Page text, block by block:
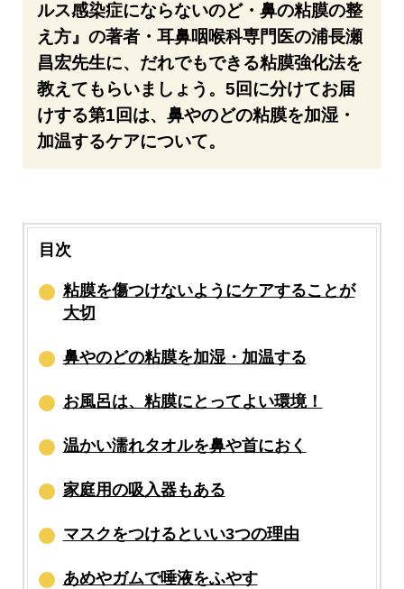
ルス感染症にならないのど・鼻の粘膜の整
え方』の著者・耳鼻咽喉科専門医の浦長瀬
昌宏先生に、だれでもできる粘膜強化法を
教えてもらいましょう。5回に分けてお届
けする第1回は、鼻やのどの粘膜を加湿・
加温するケアについて。
目次
粘膜を傷つけないようにケアすることが
大切
鼻やのどの粘膜を加湿・加温する
お風呂は、粘膜にとってよい環境！
温かい濡れタオルを鼻や首におく
家庭用の吸入器もある
マスクをつけるといい3つの理由
あめやガムで唾液をふやす